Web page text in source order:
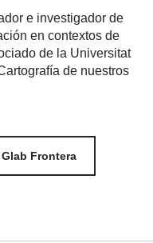
e investigador de
en contextos de
de la Universitat
de nuestros
Frontera